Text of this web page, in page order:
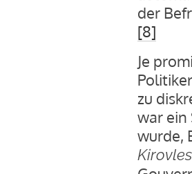
der
[8]
Je
zu
war ein
wurde,
Kirovles